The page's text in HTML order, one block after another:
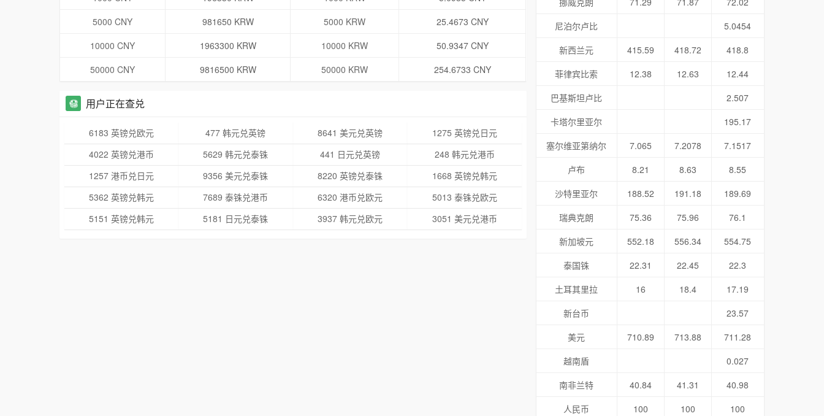
5000 CNY
981650 KRW 5000 KRW
25.4673 CNY
10000 CNY
1963300 KRW 10000 KRW
50.9347 CNY
50000 CNY
9816500 KRW 50000 KRW 254.6733 CNY
用户正在查兑
6183 英镑兑欧元 477 韩元兑英镑 8641 美元兑英镑
1275 英镑兑日元
4022 英镑兑港币
5629 韩元兑泰铢 441 日元兑英镑
248 韩元兑港币
1257 港币兑日元
9356 美元兑泰铢 8220 英镑兑泰铢
1668 英镑兑韩元
5362 英镑兑韩元
7689 泰铢兑港币 6320 港币兑欧元
5013 泰铢兑欧元
5151 英镑兑韩元
5181 日元兑泰铢 3937 韩元兑欧元 3051 美元兑港币
尼泊尔卢比
5.0454
新西兰元
415.59 418.72
418.8
菲律宾比索
12.38 12.63
12.44
巴基斯坦卢比
2.507
卡塔尔里亚尔
195.17
塞尔维亚第纳尔
7.065 7.2078
7.1517
卢布
8.21 8.63
8.55
沙特里亚尔
188.52 191.18
189.69
瑞典克朗
75.36 75.96
76.1
新加坡元
552.18 556.34
554.75
泰国铢
22.31 22.45
22.3
土耳其里拉
16 18.4
17.19
新台币
23.57
美元
710.89 713.88
711.28
越南盾
0.027
南非兰特
40.84 41.31
40.98
人民币
100 100 100